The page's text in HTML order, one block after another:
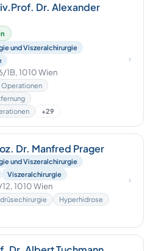
Dr. Alexander
und Viszeralchirurgie
1B, 1010 Wien
Operationen
+29
Dr. Manfred Prager
und Viszeralchirurgie
Viszeralchirurgie
1010 Wien
Hyperhidrose